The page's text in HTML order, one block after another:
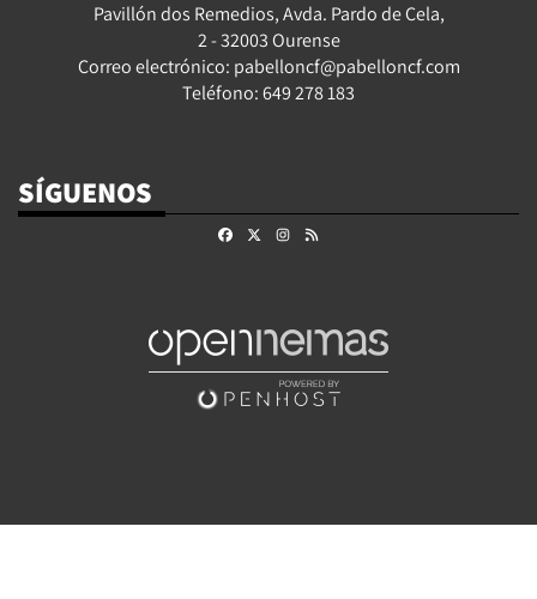
Pavillón dos Remedios, Avda. Pardo de Cela,
2 - 32003 Ourense
Correo electrónico: pabelloncf@pabelloncf.com
Teléfono: 649 278 183
SÍGUENOS
FacebookInstagram